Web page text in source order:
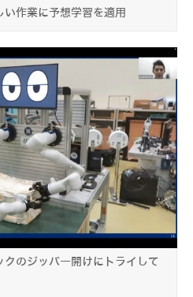
作業に予想学習を適用
のジッパー開けにトライして